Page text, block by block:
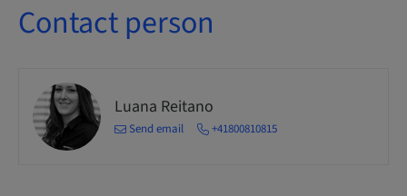
Contact person
Luana Reitano
Send email +41800810815